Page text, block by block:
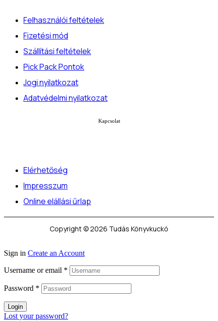
Felhasználói feltételek
Fizetési mód
Szállítási feltételek
Pick Pack Pontok
Jogi nyilatkozat
Adatvédelmi nyilatkozat
Kapcsolat
Elérhetőség
Impresszum
Online elállási űrlap
Copyright © 2026 Tudás Könyvkuckó
Sign in Create an Account
Username or email *
Password *
Login
Lost your password?